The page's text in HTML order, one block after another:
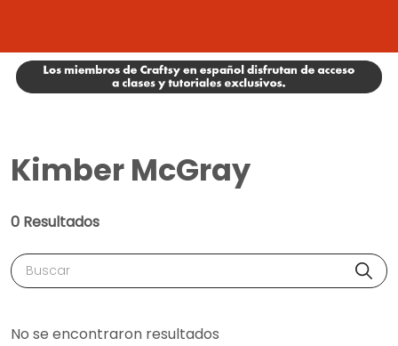
Kimber McGray
0 Resultados
Buscar
No se encontraron resultados